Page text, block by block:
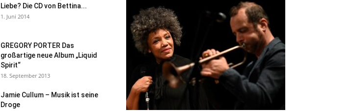
Liebe? Die CD von Bettina...
1. Juni 2014
GREGORY PORTER Das
großartige neue Album „Liquid
Spirit“
18. September 2013
Jamie Cullum – Musik ist seine
Droge